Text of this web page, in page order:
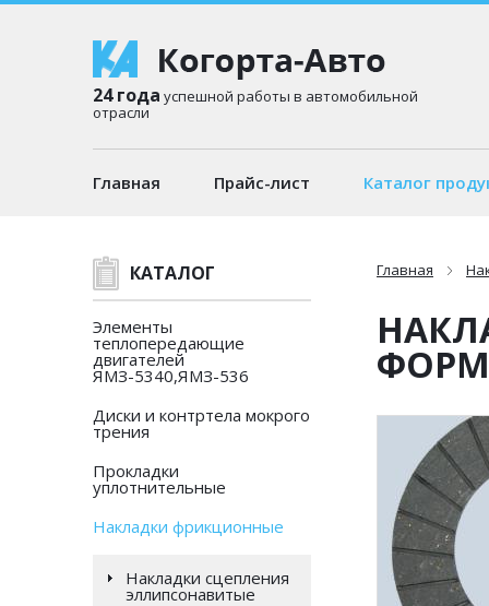
24 года успешной работы в автомобильной
отрасли
Главная Прайс-лист Каталог
КАТАЛОГ
Элементы
теплопередающие
двигателей
ЯМЗ-5340,ЯМЗ-536
Диски и контртела мокрого
трения
Прокладки
уплотнительные
Накладки фрикционные
Накладки сцепления
эллипсонавитые
Главная